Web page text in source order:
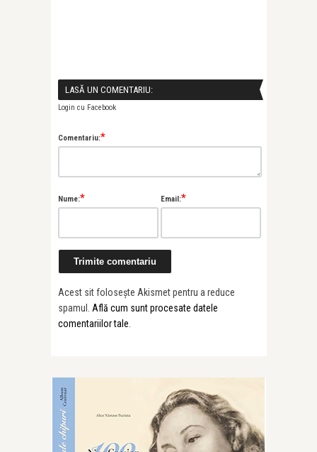
LASĂ UN COMENTARIU:
Login cu Facebook
Comentariu:*
Nume:* Email:*
Acest sit folosește Akismet pentru a reduce
spamul. Află cum sunt procesate datele
comentariilor tale.